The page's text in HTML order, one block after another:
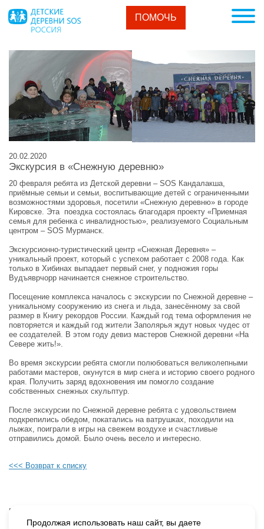
ПОМОЧЬ
20.02.2020
Экскурсия в «Снежную деревню»
20 февраля ребята из Детской деревни – SOS Кандалакша,
приёмные семьи и семьи, воспитывающие детей с ограниченными
возможностями здоровья, посетили «Снежную деревню» в городе
Кировске. Эта поездка состоялась благодаря проекту «Приемная
семья для ребенка с инвалидностью», реализуемого Социальным
центром – SOS Мурманск.
Экскурсионно-туристический центр «Снежная Деревня» –
уникальный проект, который с успехом работает с 2008 года. Как
только в Хибинах выпадает первый снег, у подножия горы
Вудъяврчорр начинается снежное строительство.
Посещение комплекса началось с экскурсии по Снежной деревне –
уникальному сооружению из снега и льда, занесённому за свой
размер в Книгу рекордов России. Каждый год тема оформления не
повторяется и каждый год жители Заполярья ждут новых чудес от
ее создателей. В этом году девиз мастеров Снежной деревни «На
Севере жить!».
Во время экскурсии ребята смогли полюбоваться великолепными
работами мастеров, окунутся в мир снега и историю своего родного
края. Получить заряд вдохновения им помогло создание
собственных снежных скульптур.
После экскурсии по Снежной деревне ребята с удовольствием
подкрепились обедом, покатались на ватрушках, походили на
лыжах, поиграли в игры на свежем воздухе и счастливые
отправились домой. Было очень весело и интересно.
<<< Возврат к списку
Будьте в курсе наших событий, подпишитесь на новости и акции
Продолжая использовать наш сайт, вы даете